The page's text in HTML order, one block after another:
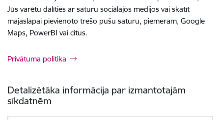
Jūs varētu dalīties ar saturu sociālajos medijos vai skatīt
mājaslapai pievienoto trešo pušu saturu, piemēram, Google
Maps, PowerBI vai citus.
Privātuma politika
Detalizētāka informācija par izmantotajām
sīkdatnēm